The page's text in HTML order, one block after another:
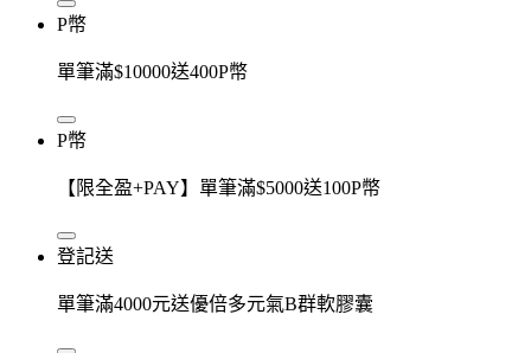
P幣
單筆滿$10000送400P幣
P幣
【限全盈+PAY】單筆滿$5000送100P幣
登記送
單筆滿4000元送優倍多元氣B群軟膠囊